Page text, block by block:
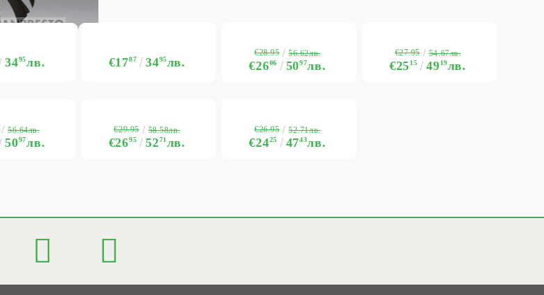
3495лв. €1787 3495лв. €2606 5097лв.
€28.95 56.62лв.
€2515 4919лв.
€27.95 54.67лв.
5097лв.
56.64лв.
€2695 5271лв.
€29.95 58.58лв.
€2425 4743лв.
€26.95 52.71лв.